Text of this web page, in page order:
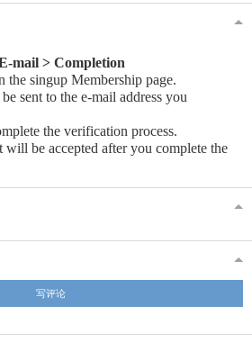
mail > Completion
the singup Membership page.
sent to the e-mail address you
the verification process.
will be accepted after you complete the
写评论